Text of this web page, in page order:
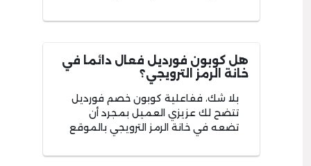
هل كوبون فورديل فعال دائما في
خانة الرمز الترويجي؟
بلا شك، ففاعلية كوبون خصم فورديل
تتضح لك عزيزي العميل بمجرد أن
تضعه في خانة الرمز الترويجي بالموقع